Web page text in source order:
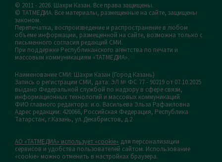
© 2011 - 2026. Шахри Казан. Все права защищены.
© ТАТМЕДИА. Все материалы, размещенные на сайте, защищены
законом.
Перепечатка, воспроизведение и распространение в любом
объеме информации, размещенной на сайте, возможна только с
письменного согласия редакций СМИ.
При поддержке Республиканского агентства по печати и
массовым коммуникациям «ТАТМЕДИА».
Наименование СМИ: Шахри Казан (Город Казань)
Запись о регистрации СМИ, дата: ЭЛ № ФС 77 - 90219 от 07.10.2025
выдано Федеральной службой по надзору в сфере связи,
информационных технологий и массовых коммуникаций
ФИО главного редактора: и.о. Васильева Эльза Рафаиловна
Адрес редакции: 420066, Российская Федерация, Республика
Татарстан, г.Казань, ул.Декабристов, д.2
АО «ТАТМЕДИА» использует «cookie» для персонализации
сервисов и удобства пользователей сайтом. Использование
«cookie» можно отменить в настройках браузера.